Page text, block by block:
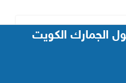
الجمارك الكويت